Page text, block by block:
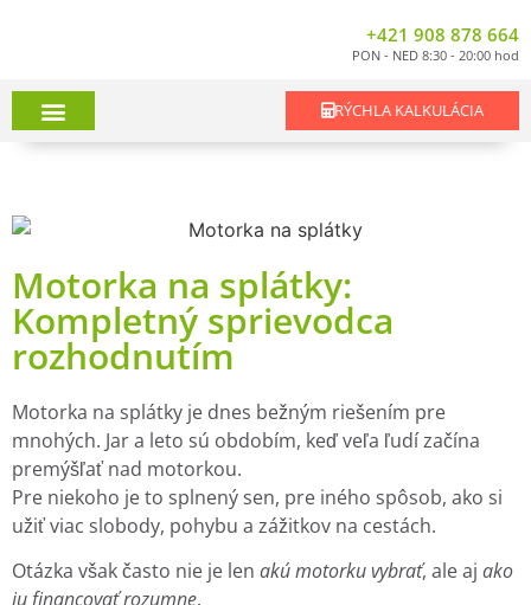
+421 908 878 664
PON - NED 8:30 - 20:00 hod
RÝCHLA KALKULÁCIA
Motorka na splátky:
Kompletný sprievodca
rozhodnutím
Motorka na splátky je dnes bežným riešením pre
mnohých. Jar a leto sú obdobím, keď veľa ľudí začína
premýšľať nad motorkou.
Pre niekoho je to splnený sen, pre iného spôsob, ako si
užiť viac slobody, pohybu a zážitkov na cestách.
Otázka však často nie je len akú motorku vybrať, ale aj ako
ju financovať rozumne.